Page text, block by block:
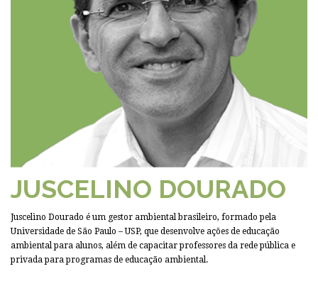
JUSCELINO DOURADO
Juscelino Dourado é um gestor ambiental brasileiro, formado pela
Universidade de São Paulo – USP, que desenvolve ações de educação
ambiental para alunos, além de capacitar professores da rede pública e
privada para programas de educação ambiental.